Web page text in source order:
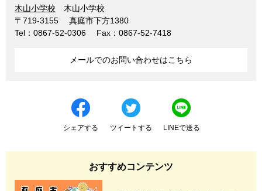
木山小学校
木山小学校
〒719-3155
真庭市下方1380
Tel：0867-52-0306
Fax：0867-52-7418
メールでのお問い合わせはこちら
シェアする ツイートする LINEで送る
おすすめコンテンツ